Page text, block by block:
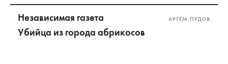
Независимая газета АРТЕМ ПУДОВ
Убийца из города абрикосов